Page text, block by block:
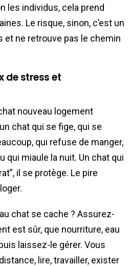
les individus, cela prend
Le risque, sinon, c’est un
et ne retrouve pas le chemin
de stress et
nouveau logement
chat qui se fige, qui se
qui refuse de manger,
qui miaule la nuit. Un chat qui
il se protège. Le pire
chat se cache ? Assurez-
est sûr, que nourriture, eau
laissez-le gérer. Vous
lire, travailler, exister